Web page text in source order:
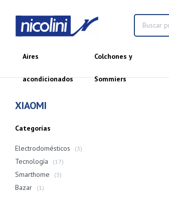
Aires
acondicionados
Colchones y
Sommiers
XIAOMI
Categorías
Electrodomésticos (3)
Tecnología (17)
Smarthome (3)
Bazar (1)